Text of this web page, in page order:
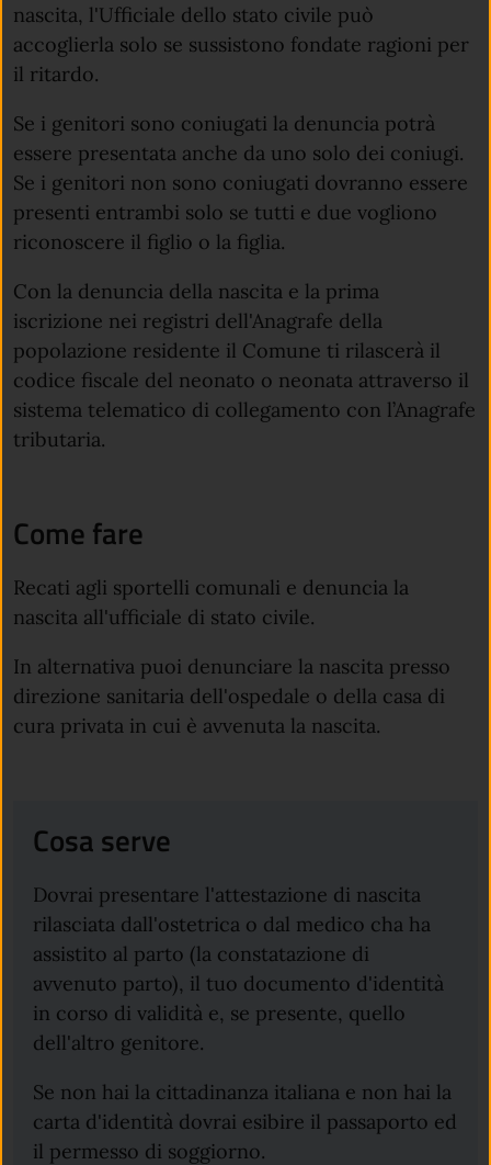
nascita, l'Ufficiale dello stato civile può
accoglierla solo se sussistono fondate ragioni per
il ritardo.
Se i genitori sono coniugati la denuncia potrà
essere presentata anche da uno solo dei coniugi.
Se i genitori non sono coniugati dovranno essere
presenti entrambi solo se tutti e due vogliono
riconoscere il figlio o la figlia.
Con la denuncia della nascita e la prima
iscrizione nei registri dell'Anagrafe della
popolazione residente il Comune ti rilascerà il
codice fiscale del neonato o neonata attraverso il
sistema telematico di collegamento con l’Anagrafe
tributaria.
Come fare
Recati agli sportelli comunali e denuncia la
nascita all'ufficiale di stato civile.
In alternativa puoi denunciare la nascita presso
direzione sanitaria dell'ospedale o della casa di
cura privata in cui è avvenuta la nascita.
Cosa serve
Dovrai presentare l'attestazione di nascita
rilasciata dall'ostetrica o dal medico cha ha
assistito al parto (la constatazione di
avvenuto parto), il tuo documento d'identità
in corso di validità e, se presente, quello
dell'altro genitore.
Se non hai la cittadinanza italiana e non hai la
carta d'identità dovrai esibire il passaporto ed
il permesso di soggiorno.